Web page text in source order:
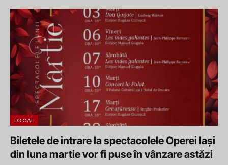
LOCAL
Biletele de intrare la spectacolele Operei Iași
din luna martie vor fi puse în vânzare astăzi